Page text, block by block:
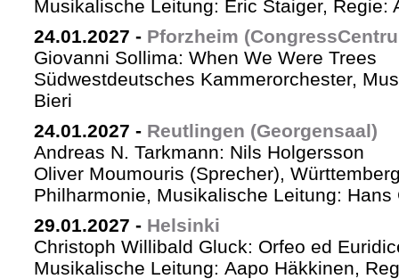
Musikalische Leitung: Eric Staiger, Regie:
24.01.2027 - Pforzheim
Giovanni Sollima: When We Were Trees
Südwestdeutsches Kammerorchester,
Bieri
24.01.2027 - Reutlingen (Georgensaal)
Andreas N. Tarkmann: Nils Holgersson
Oliver Moumouris (Sprecher),
Philharmonie, Musikalische Leitung: Hans
29.01.2027 - Helsinki
Christoph Willibald Gluck: Orfeo ed
Musikalische Leitung: Aapo Häkkinen,